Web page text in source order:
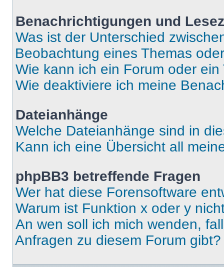
Benachrichtigungen und
Was ist der Unterschied
Beobachtung eines Themas
Wie kann ich ein Forum oder
Wie deaktiviere ich meine
Dateianhänge
Welche Dateianhänge sind in
Kann ich eine Übersicht all
phpBB3 betreffende Fragen
Wer hat diese Forensoftware
Warum ist Funktion x oder y
An wen soll ich mich wenden,
Anfragen zu diesem Forum gibt?